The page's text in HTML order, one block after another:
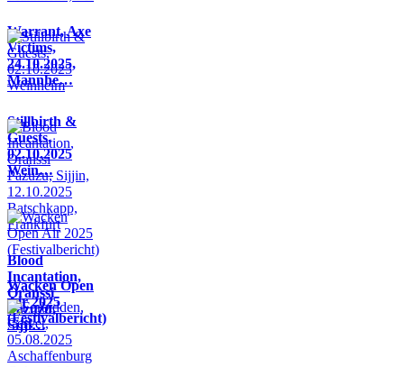
Warrant, Axe
Victims,
24.10.2025,
Mannhe…
Stillbirth &
Guests,
02.10.2025
Wein…
Blood
Incantation,
Oranssi
Pazuzu,
Sijji…
Wacken Open
Air 2025
(Festivalbericht)